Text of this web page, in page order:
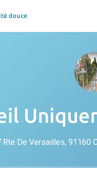
douce
Rte De Versailles, 91160